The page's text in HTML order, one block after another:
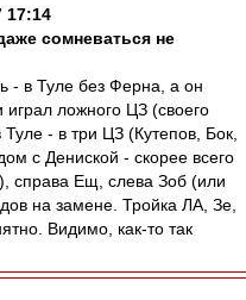
17:14
сомневаться не
- в Туле без Ферна, а он
играл ложного ЦЗ (своего
- в три ЦЗ (Кутепов, Бок,
с Дениской - скорее всего
справа Ещ, слева Зоб (или
на замене. Тройка ЛА, Зе,
Видимо, как-то так